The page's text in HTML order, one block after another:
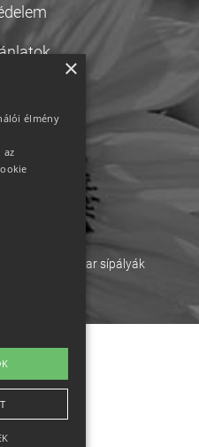
kapcsolat
Magyar sípályák
×
élmény
az